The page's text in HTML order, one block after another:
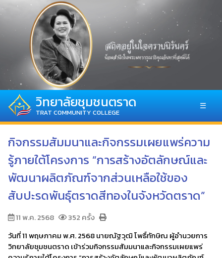
วิทยาลัยชุมชนตราด
TRAT COMMUNITY COLLEGE
☰
กิจกรรมสัมมนาและกิจกรรมเผยแพร่ความ
รู้ภายใต้โครงการ “การสร้างอัตลักษณ์และ
พัฒนาผลิตภัณฑ์จากส่วนเหลือใช้ของ
สับปะรดพันธุ์ตราดสีทองในจังหวัดตราด”
11 พ.ค. 2568
352 ครั้ง
วันที่ 11 พฤษภาคม พ.ศ. 2568 นายณัฐวุฒิ โพธิ์ทักษิณ ผู้อำนวยการ
วิทยาลัยชุมชนตราด เข้าร่วมกิจกรรมสัมมนาและกิจกรรมเผยแพร่